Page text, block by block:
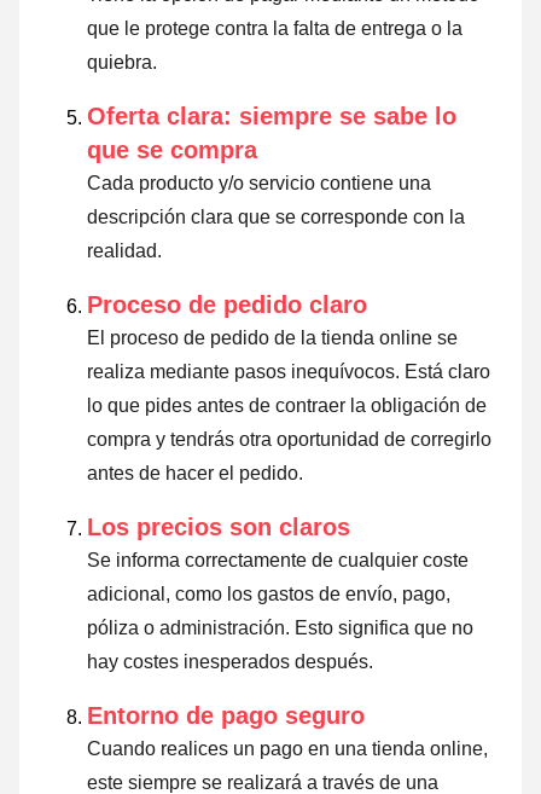
que le protege contra la falta de entrega o la
quiebra.
Oferta clara: siempre se sabe lo
que se compra
Cada producto y/o servicio contiene una
descripción clara que se corresponde con la
realidad.
Proceso de pedido claro
El proceso de pedido de la tienda online se
realiza mediante pasos inequívocos. Está claro
lo que pides antes de contraer la obligación de
compra y tendrás otra oportunidad de corregirlo
antes de hacer el pedido.
Los precios son claros
Se informa correctamente de cualquier coste
adicional, como los gastos de envío, pago,
póliza o administración. Esto significa que no
hay costes inesperados después.
Entorno de pago seguro
Cuando realices un pago en una tienda online,
este siempre se realizará a través de una